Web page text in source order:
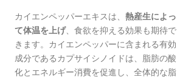
カイエンペッパーエキスは、 熱産生によっ
て体温を上げ、食欲を抑える効果も期待で
きます。カイエンペッパーに含まれる有効
成分であるカプサイシノイドは、脂肪の酸
化とエネルギー消費を促進し、全体的な脂